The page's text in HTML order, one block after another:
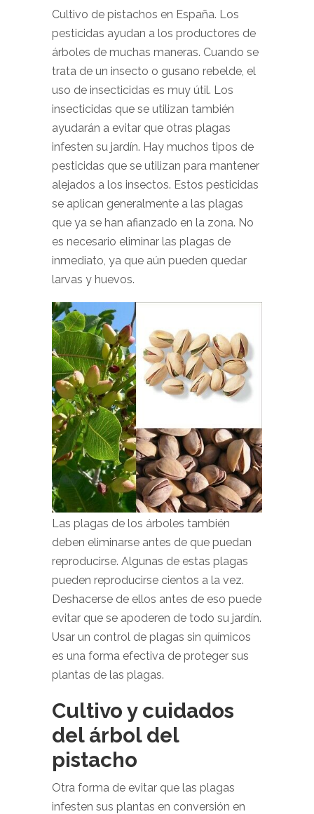
Cultivo de pistachos en España. Los
pesticidas ayudan a los productores de
árboles de muchas maneras. Cuando se
trata de un insecto o gusano rebelde, el
uso de insecticidas es muy útil. Los
insecticidas que se utilizan también
ayudarán a evitar que otras plagas
infesten su jardín. Hay muchos tipos de
pesticidas que se utilizan para mantener
alejados a los insectos. Estos pesticidas
se aplican generalmente a las plagas
que ya se han afianzado en la zona. No
es necesario eliminar las plagas de
inmediato, ya que aún pueden quedar
larvas y huevos.
Las plagas de los árboles también
deben eliminarse antes de que puedan
reproducirse. Algunas de estas plagas
pueden reproducirse cientos a la vez.
Deshacerse de ellos antes de eso puede
evitar que se apoderen de todo su jardín.
Usar un control de plagas sin químicos
es una forma efectiva de proteger sus
plantas de las plagas.
Cultivo y cuidados
del árbol del
pistacho
Otra forma de evitar que las plagas
infesten sus plantas en conversión en